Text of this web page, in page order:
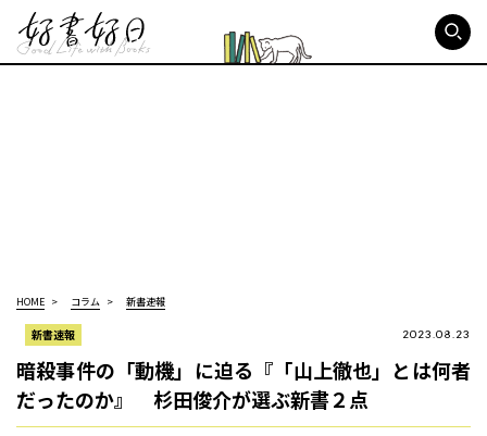
HOME コラム 新書速報
新書速報 2023.08.23
暗殺事件の「動機」に迫る『「山上徹也」とは何者
だったのか』 杉田俊介が選ぶ新書２点